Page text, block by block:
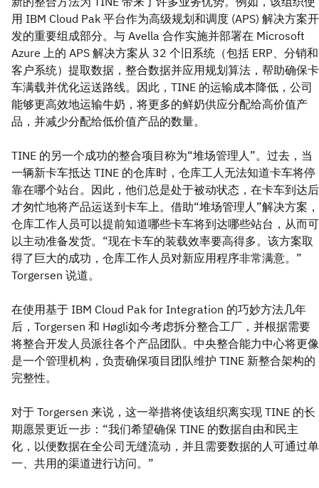
用 IBM Cloud Pak 平台作为高级规划和调度 (APS) 解决方案开
发的重要组成部分。与 Avella 合作实施并部署在 Microsoft
Azure 上的 APS 解决方案从 32 个旧系统（包括 ERP、分销和
客户系统）提取数据，整合数据并应用规划算法，帮助确保卡
车满载并优化运送路线。因此，TINE 的运输成本降低，公司
能够更高效地运输牛奶，将更多的鲜奶供应分配给高价值产
品，并减少分配给低价值产品的数量。
TINE 的另一个成功的整合项目称为“堆场管理人”。过去，当
一辆新卡车抵达 TINE 的仓库时，仓库工人无法知道卡车将停
靠在哪个站台。因此，他们总是处于被动状态，在卡车到达后
才匆忙地将产品运送到卡车上。借助“堆场管理人”解决方案，
仓库工作人员可以提前知道哪些卡车将到达哪些站台，从而可
以主动准备发货。“现在卡车的装载效率要高得多。该方案取
得了巨大的成功，仓库工作人员对新应用程序非常满意。”
Torgersen 说道。
在使用基于 IBM Cloud Pak for Integration 的巧妙方法几年
后，Torgersen 和 Høgli如今考虑拆分整合工厂，并根据需要
将整合开发人员派往各个产品团队。中央整合能力中心将更像
是一个管理机构，负责确保项目团队维护 TINE 新整合架构的
完整性。
对于 Torgersen 来说，这一举措将使该组织离实现 TINE 的长
期愿景更近一步：“我们希望确保 TINE 的数据自由和民主
化，以便数据在全公司无缝流动，并且需要数据的人可通过单
一、共用的渠道进行访问。”